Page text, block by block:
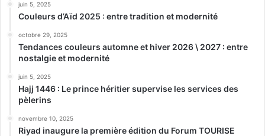
juin 5, 2025
Couleurs d’Aïd 2025 : entre tradition et modernité
octobre 29, 2025
Tendances couleurs automne et hiver 2026 \ 2027 : entre
nostalgie et modernité
juin 5, 2025
Hajj 1446 : Le prince héritier supervise les services des
pèlerins
novembre 10, 2025
Riyad inaugure la première édition du Forum TOURISE